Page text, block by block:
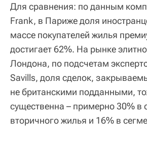
Для сравнения: по данным
Frank, в Париже доля
массе покупателей жилья
достигает 62%. На рынке
Лондона, по подсчетам
Savills, доля сделок,
не британскими подданными,
существенна – примерно 30% в
вторичного жилья и 16% в